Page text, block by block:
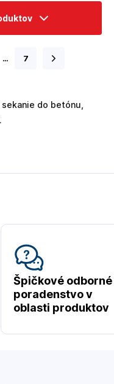
… 7
do betónu,
Špičkové odborné
poradenstvo v
oblasti produktov